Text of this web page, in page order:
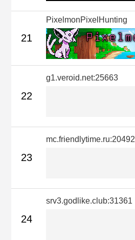
21
PixelmonPixelHunting
22
g1.veroid.net:25663
23
mc.friendlytime.ru:20492
24
srv3.godlike.club:31361